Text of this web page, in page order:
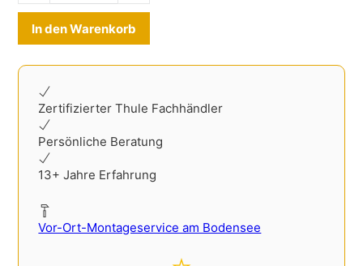
In den Warenkorb
Zertifizierter Thule Fachhändler
Persönliche Beratung
13+ Jahre Erfahrung
Vor-Ort-Montageservice am Bodensee